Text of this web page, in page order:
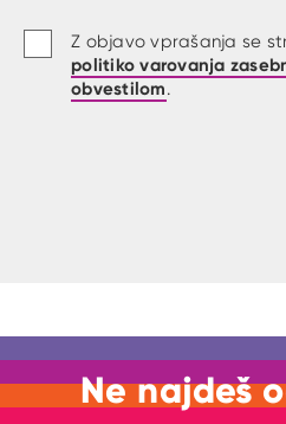
Z objavo vprašanja se
politiko varovanja
obvestilom.
Ne najdeš